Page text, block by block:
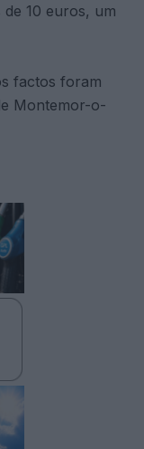
10 euros, um
factos foram
Montemor-o-